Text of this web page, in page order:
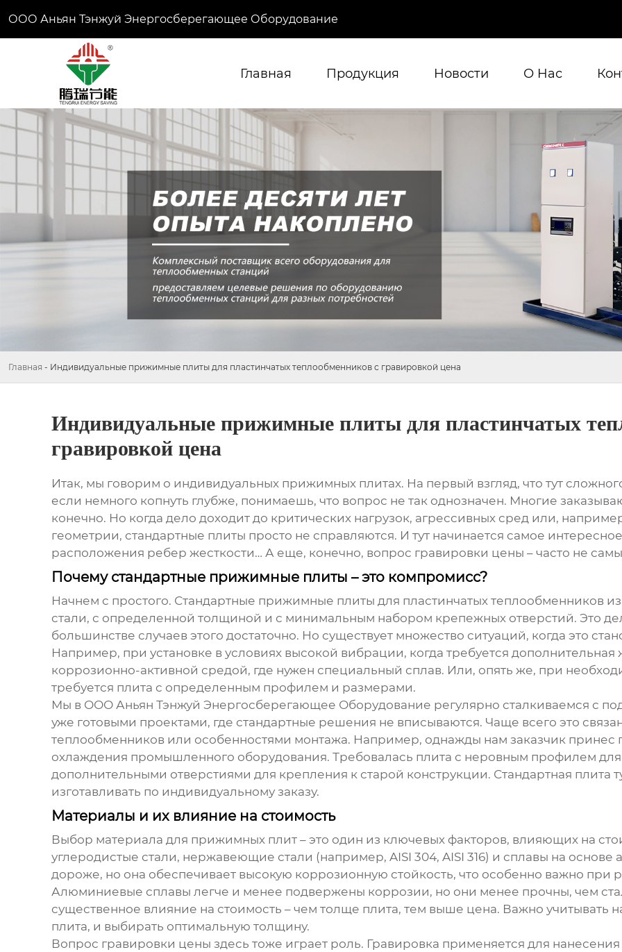
ООО Аньян Тэнжуй Энергосберегающее Оборудование
Главная Продукция Новости О Hас
Главная - Индивидуальные прижимные плиты для пластинчатых теплообменников с гравировкой цена
Индивидуальные прижимные плиты для пластинчатых
гравировкой цена
Итак, мы говорим о индивидуальных прижимных плитах. На первый взгляд, что тут
если немного копнуть глубже, понимаешь, что вопрос не так однозначен. Многие
конечно. Но когда дело доходит до критических нагрузок, агрессивных сред или,
геометрии, стандартные плиты просто не справляются. И тут начинается самое
расположения ребер жесткости… А еще, конечно, вопрос гравировки цены – часто не
Почему стандартные прижимные плиты – это компромисс?
Начнем с простого. Стандартные прижимные плиты для пластинчатых теплообменников
стали, с определенной толщиной и с минимальным набором крепежных отверстий. Это
большинстве случаев этого достаточно. Но существует множество ситуаций, когда это
Например, при установке в условиях высокой вибрации, когда требуется
коррозионно-активной средой, где нужен специальный сплав. Или, опять же, при
требуется плита с определенным профилем и размерами.
Мы в ООО Аньян Тэнжуй Энергосберегающее Оборудование регулярно сталкиваемся с
уже готовыми проектами, где стандартные решения не вписываются. Чаще всего это
теплообменников или особенностями монтажа. Например, однажды нам заказчик принес
охлаждения промышленного оборудования. Требовалась плита с неровным профилем
дополнительными отверстиями для крепления к старой конструкции. Стандартная плита
изготавливать по индивидуальному заказу.
Материалы и их влияние на стоимость
Выбор материала для прижимных плит– это один из ключевых факторов, влияющих на
углеродистые стали, нержавеющие стали (например, AISI 304, AISI 316) и сплавы на
дороже, но она обеспечивает высокую коррозионную стойкость, что особенно важно при
Алюминиевые сплавы легче и менее подвержены коррозии, но они менее прочны, чем
существенное влияние на стоимость – чем толще плита, тем выше цена. Важно учитывать
плита, и выбирать оптимальную толщину.
Вопрос гравировки цены здесь тоже играет роль. Гравировка применяется для